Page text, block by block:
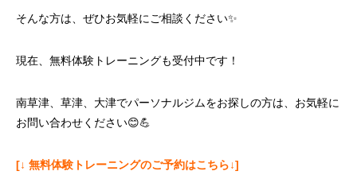
そんな方は、ぜひお気軽にご相談ください✨
現在、無料体験トレーニングも受付中です！
南草津、草津、大津でパーソナルジムをお探しの方は、お気軽に
お問い合わせください😊💪
[↓ 無料体験トレーニングのご予約はこちら↓]